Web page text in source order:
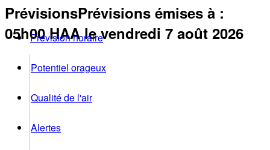
PrévisionsPrévisions émises à :
05h00HAAle vendredi 7 août 2026
Prévision horaire
Potentiel orageux
Qualité de l'air
Alertes